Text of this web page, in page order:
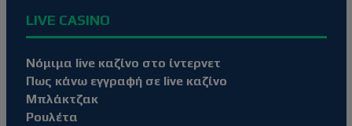
LIVE CASINO
Νόμιμα live καζίνο στο ίντερνετ
Πως κάνω εγγραφή σε live καζίνο
Μπλάκτζακ
Ρουλέτα